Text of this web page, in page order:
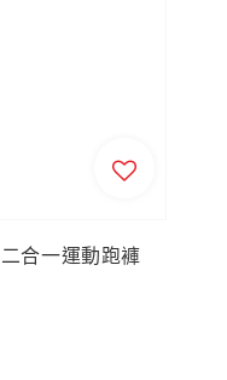
合一運動跑褲